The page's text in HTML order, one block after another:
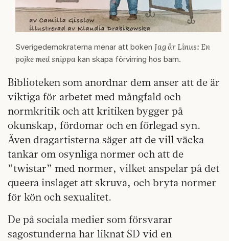
Sverigedemokraterna menar att boken Jag är Linus: En
pojke med snippa kan skapa förvirring hos barn.
Biblioteken som anordnar dem anser att de är
viktiga för arbetet med mångfald och
normkritik och att kritiken bygger på
okunskap, fördomar och en förlegad syn.
Även dragartisterna säger att de vill väcka
tankar om osynliga normer och att de
”twistar” med normer, vilket anspelar på det
queera inslaget att skruva, och bryta normer
för kön och sexualitet.
De på sociala medier som försvarar
sagostunderna har liknat SD vid en